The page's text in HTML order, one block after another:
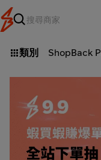
類別 ShopBack